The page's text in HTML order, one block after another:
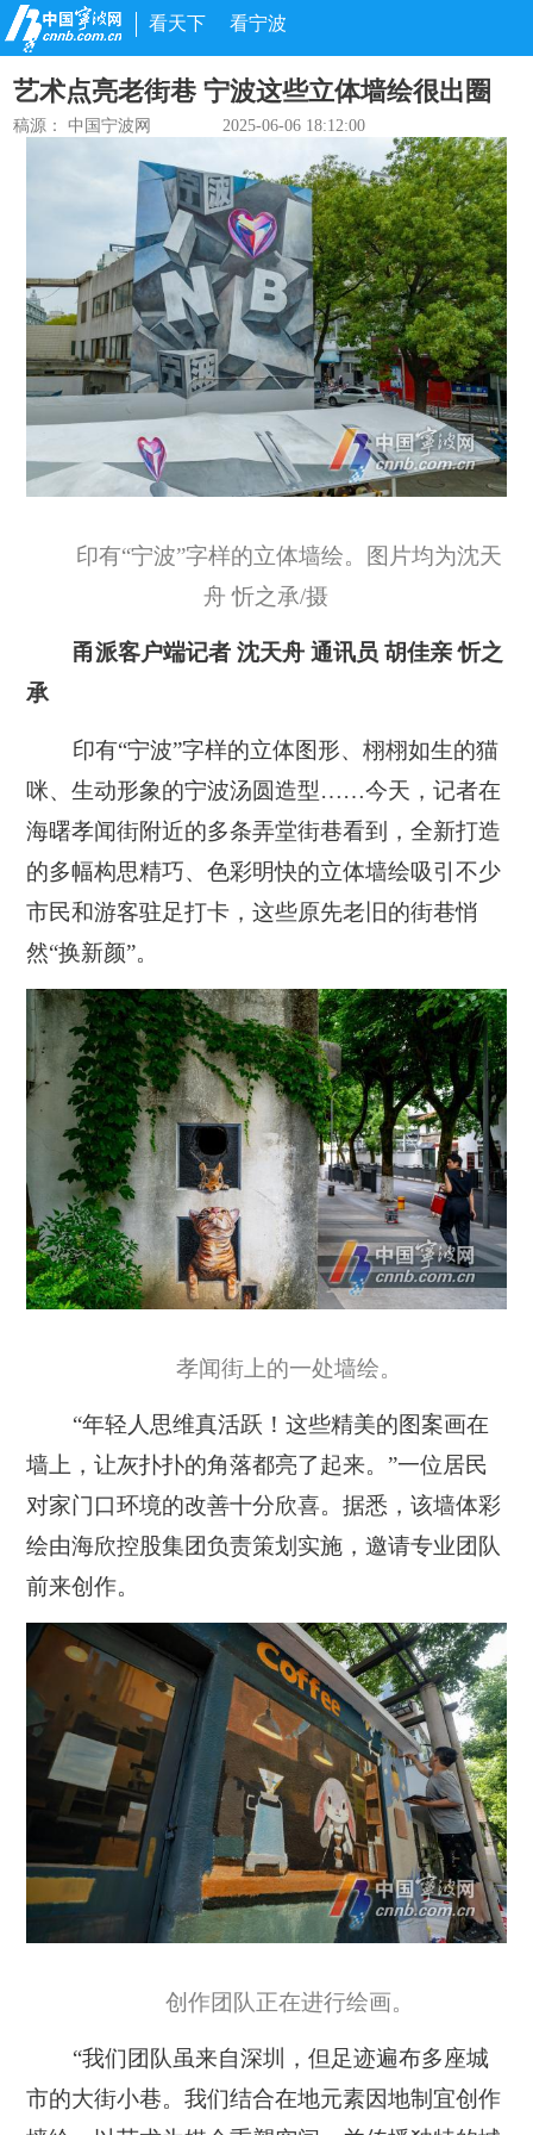
看天下 看宁波
艺术点亮老街巷 宁波这些立体墙绘很出圈
稿源： 中国宁波网 2025-06-06 18:12:00
印有“宁波”字样的立体墙绘。图片均为沈天
舟 忻之承/摄
甬派客户端记者 沈天舟 通讯员 胡佳亲 忻之
承
印有“宁波”字样的立体图形、栩栩如生的猫
咪、生动形象的宁波汤圆造型……今天，记者在
海曙孝闻街附近的多条弄堂街巷看到，全新打造
的多幅构思精巧、色彩明快的立体墙绘吸引不少
市民和游客驻足打卡，这些原先老旧的街巷悄
然“换新颜”。
孝闻街上的一处墙绘。
“年轻人思维真活跃！这些精美的图案画在
墙上，让灰扑扑的角落都亮了起来。”一位居民
对家门口环境的改善十分欣喜。据悉，该墙体彩
绘由海欣控股集团负责策划实施，邀请专业团队
前来创作。
创作团队正在进行绘画。
“我们团队虽来自深圳，但足迹遍布多座城
市的大街小巷。我们结合在地元素因地制宜创作